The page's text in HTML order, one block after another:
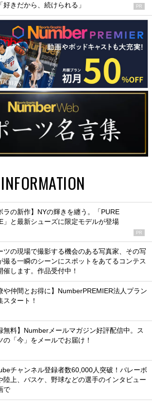
好きだから、続けられる」
PR
INFORMATION
ラの新作】NYの輝きを纏う。「PURE
」と最新シューズに限定モデルが登場
PR
ツの現場で撮影する機会のある写真家、その写
撮る一瞬のシーンにスポットをあてるコンテス
催します。作品受付中！
や仲間とお得に】NumberPREMIER法人プラン
スタート！
無料】Numberメールマガジン好評配信中。ス
の「今」をメールでお届け！
チャンネル登録者数60,000人突破！バレーボ
陸上、バスケ、野球などの選手のインタビュー
で